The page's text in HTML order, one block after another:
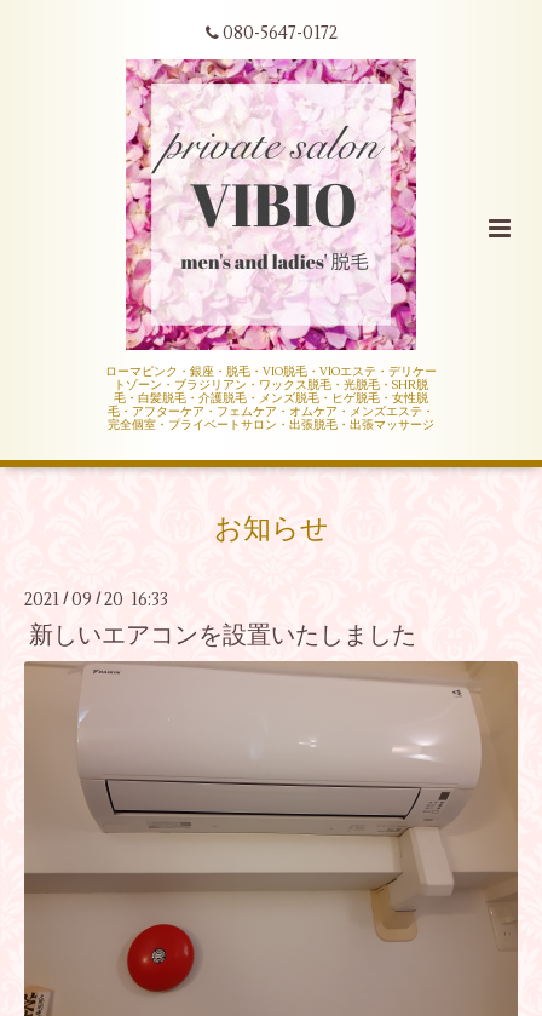
080-5647-0172
ローマピンク・銀座・脱毛・VIO脱毛・VIOエステ・デリケー
トゾーン・ブラジリアン・ワックス脱毛・光脱毛・SHR脱
毛・白髪脱毛・介護脱毛・メンズ脱毛・ヒゲ脱毛・女性脱
毛・アフターケア・フェムケア・オムケア・メンズエステ・
完全個室・プライベートサロン・出張脱毛・出張マッサージ
お知らせ
2021 /09 /20 16:33
新しいエアコンを設置いたしました